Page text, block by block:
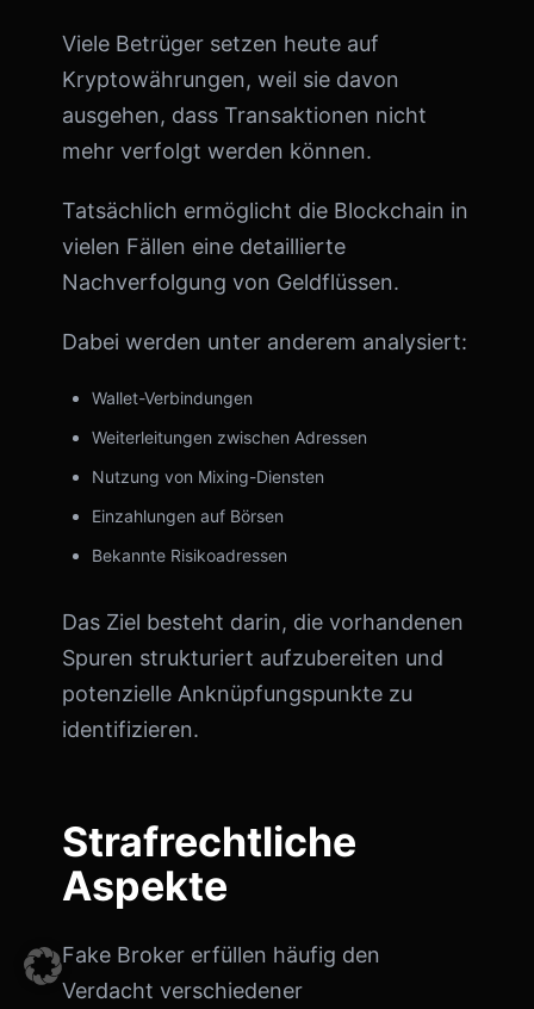
Viele Betrüger setzen heute auf
Kryptowährungen, weil sie davon
ausgehen, dass Transaktionen nicht
mehr verfolgt werden können.
Tatsächlich ermöglicht die Blockchain in
vielen Fällen eine detaillierte
Nachverfolgung von Geldflüssen.
Dabei werden unter anderem analysiert:
Wallet-Verbindungen
Weiterleitungen zwischen Adressen
Nutzung von Mixing-Diensten
Einzahlungen auf Börsen
Bekannte Risikoadressen
Das Ziel besteht darin, die vorhandenen
Spuren strukturiert aufzubereiten und
potenzielle Anknüpfungspunkte zu
identifizieren.
Strafrechtliche
Aspekte
Fake Broker erfüllen häufig den
Verdacht verschiedener